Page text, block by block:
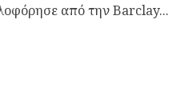
από την Barclay...